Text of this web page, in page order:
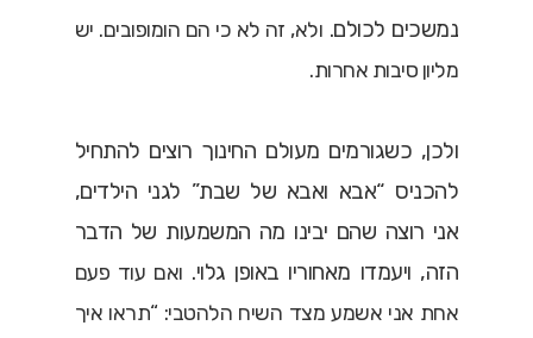
נמשכים לכולם. ולא, זה לא כי הם הומופובים. יש
מליון סיבות אחרות.
ולכן, כשגורמים מעולם החינוך רוצים להתחיל
להכניס “אבא ואבא של שבת” לגני הילדים,
אני רוצה שהם יבינו מה המשמעות של הדבר
הזה, ויעמדו מאחוריו באופן גלוי. ואם עוד פעם
אחת אני אשמע מצד השיח הלהטבי: “תראו איך